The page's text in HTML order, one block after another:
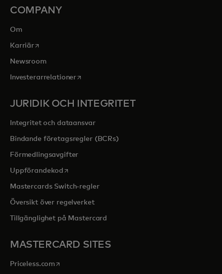
COMPANY
Om
Karriäropens in a new tab
Newsroom
Investerarrelationeropens in a new tab
JURIDIK OCH INTEGRITET
Integritet och dataansvar
Bindande företagsregler (BCRs)
Förmedlingsavgifter
Uppförandekod opens in a new tab
Mastercards Switch-regler
Översikt över regelverket
Tillgänglighet på Mastercard
MASTERCARD SITES
Priceless.com opens in a new tab